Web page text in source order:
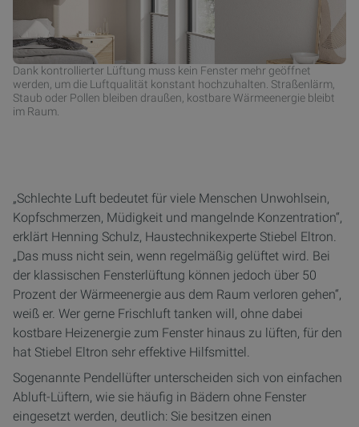
Dank kontrollierter Lüftung muss kein Fenster mehr geöffnet
werden, um die Luftqualität konstant hochzuhalten. Straßenlärm,
Staub oder Pollen bleiben draußen, kostbare Wärmeenergie bleibt
im Raum.
„Schlechte Luft bedeutet für viele Menschen Unwohlsein,
Kopfschmerzen, Müdigkeit und mangelnde Konzentration“,
erklärt Henning Schulz, Haustechnikexperte Stiebel Eltron.
„Das muss nicht sein, wenn regelmäßig gelüftet wird. Bei
der klassischen Fensterlüftung können jedoch über 50
Prozent der Wärmeenergie aus dem Raum verloren gehen“,
weiß er. Wer gerne Frischluft tanken will, ohne dabei
kostbare Heizenergie zum Fenster hinaus zu lüften, für den
hat Stiebel Eltron sehr effektive Hilfsmittel.
Sogenannte Pendellüfter unterscheiden sich von einfachen
Abluft-Lüftern, wie sie häufig in Bädern ohne Fenster
eingesetzt werden, deutlich: Sie besitzen einen